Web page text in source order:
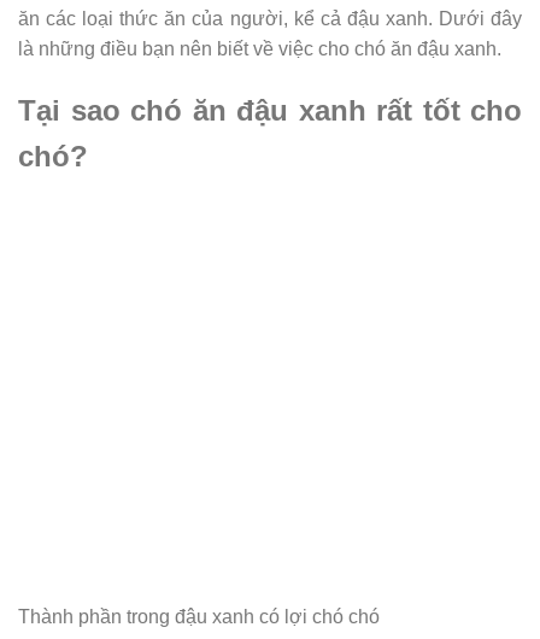
ăn các loại thức ăn của người, kể cả đậu xanh. Dưới đây
là những điều bạn nên biết về việc cho chó ăn đậu xanh.
Tại sao chó ăn đậu xanh rất tốt cho
chó?
Thành phần trong đậu xanh có lợi chó chó